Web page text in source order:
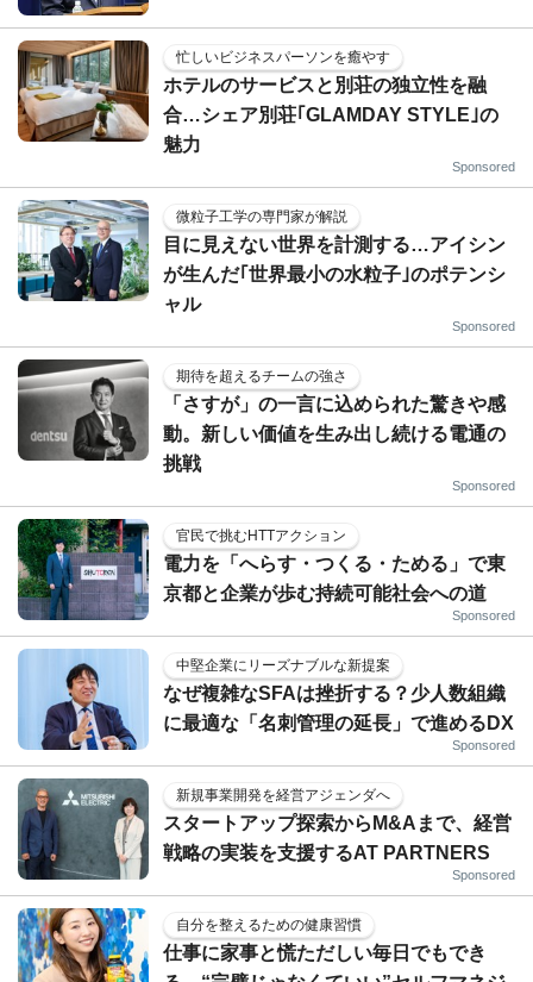
忙しいビジネスパーソンを癒やす
ホテルのサービスと別荘の独立性を融
合…シェア別荘｢GLAMDAY STYLE｣の
魅力
Sponsored
微粒子工学の専門家が解説
目に見えない世界を計測する…アイシン
が生んだ｢世界最小の水粒子｣のポテンシ
ャル
Sponsored
期待を超えるチームの強さ
「さすが」の一言に込められた驚きや感
動。新しい価値を生み出し続ける電通の
挑戦
Sponsored
官民で挑むHTTアクション
電力を「へらす・つくる・ためる」で東
京都と企業が歩む持続可能社会への道
Sponsored
中堅企業にリーズナブルな新提案
なぜ複雑なSFAは挫折する？少人数組織
に最適な「名刺管理の延長」で進めるDX
Sponsored
新規事業開発を経営アジェンダへ
スタートアップ探索からM&Aまで、経営
戦略の実装を支援するAT PARTNERS
Sponsored
自分を整えるための健康習慣
仕事に家事と慌ただしい毎日でもでき